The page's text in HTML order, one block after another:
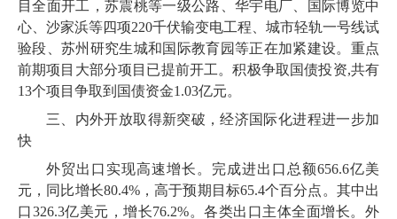
目全面开工，苏震桃等一级公路、华宇电厂、国际博览中
心、沙家浜等四项220千伏输变电工程、城市轻轨一号线试
验段、苏州研究生城和国际教育园等正在加紧建设。重点
前期项目大部分项目已提前开工。积极争取国债投资,共有
13个项目争取到国债资金1.03亿元。
三、内外开放取得新突破，经济国际化进程进一步加
快
外贸出口实现高速增长。完成进出口总额656.6亿美
元，同比增长80.4%，高于预期目标65.4个百分点。其中出
口326.3亿美元，增长76.2%。各类出口主体全面增长。外